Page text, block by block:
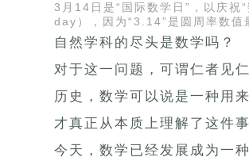
3月14日是“国际数学日”，以庆祝
day），因为“3.14”是圆周率数
自然学科的尽头是数学吗？
对于这一问题，可谓仁者见
历史，数学可以说是一种用
才真正从本质上理解了这件事
今天，数学已经发展成为一